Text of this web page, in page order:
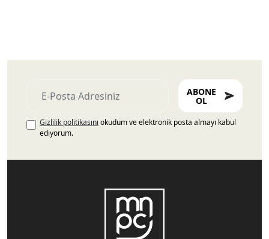
ABONE
OL
Gizlilik politikasını okudum ve elektronik posta almayı kabul
ediyorum.